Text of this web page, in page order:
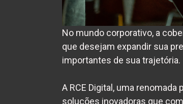
No mundo corporativo, a
que desejam expandir sua
importantes de sua trajetória.
A RCE Digital, uma
soluções inovadoras que